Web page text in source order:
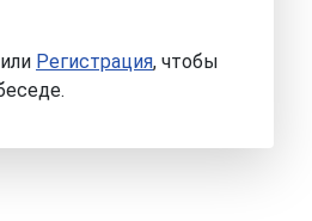
или Регистрация, чтобы